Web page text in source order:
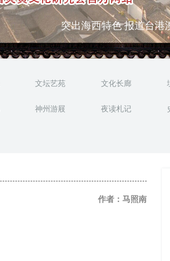
弘扬优秀文化 振奋民族
突出海西特色 报道台港
文坛艺苑 文化长廊
神州游屐 夜读札记
作者：马照南